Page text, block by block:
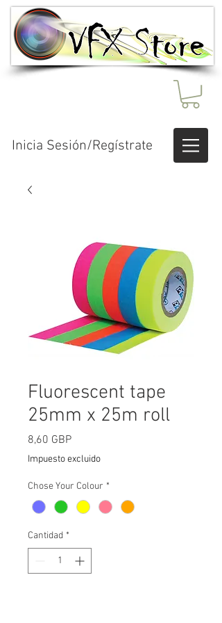
Inicia Sesión/Regístrate
Fluorescent tape
25mm x 25m roll
8,60 GBPPrecio
Impuesto excluido
Chose Your Colour *
Cantidad *